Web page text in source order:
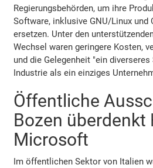
Regierungsbehörden, um ihre
Software, inklusive GNU/Linux und
ersetzen. Unter den
Wechsel waren geringere Kosten,
und die Gelegenheit "ein diverseres
Industrie als ein einziges
Öffentliche
Bozen überdenkt
Microsoft
Im öffentlichen Sektor von Italien